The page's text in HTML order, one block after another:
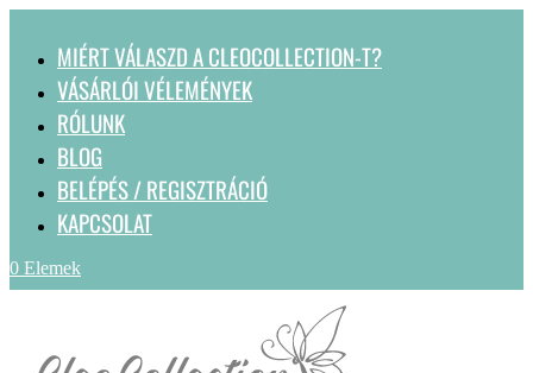
MIÉRT VÁLASZD A CLEOCOLLECTION-T?
VÁSÁRLÓI VÉLEMÉNYEK
RÓLUNK
BLOG
BELÉPÉS / REGISZTRÁCIÓ
KAPCSOLAT
0 Elemek